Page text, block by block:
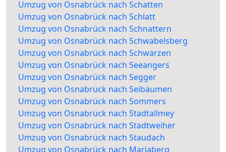
Umzug von Osnabrück nach Schatten
Umzug von Osnabrück nach Schlatt
Umzug von Osnabrück nach Schnattern
Umzug von Osnabrück nach Schwabelsberg
Umzug von Osnabrück nach Schwarzen
Umzug von Osnabrück nach Seeangers
Umzug von Osnabrück nach Segger
Umzug von Osnabrück nach Seibäumen
Umzug von Osnabrück nach Sommers
Umzug von Osnabrück nach Stadtallmey
Umzug von Osnabrück nach Stadtweiher
Umzug von Osnabrück nach Staudach
Umzug von Osnabrück nach Mariaberg